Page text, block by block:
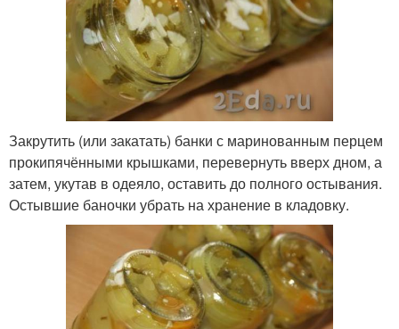
Закрутить (или закатать) банки с маринованным перцем
прокипячёнными крышками, перевернуть вверх дном, а
затем, укутав в одеяло, оставить до полного остывания.
Остывшие баночки убрать на хранение в кладовку.